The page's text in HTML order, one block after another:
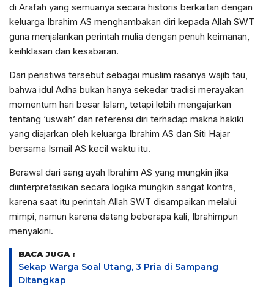
di Arafah yang semuanya secara historis berkaitan dengan
keluarga Ibrahim AS menghambakan diri kepada Allah SWT
guna menjalankan perintah mulia dengan penuh keimanan,
keihklasan dan kesabaran.
Dari peristiwa tersebut sebagai muslim rasanya wajib tau,
bahwa idul Adha bukan hanya sekedar tradisi merayakan
momentum hari besar Islam, tetapi lebih mengajarkan
tentang ‘uswah’ dan referensi diri terhadap makna hakiki
yang diajarkan oleh keluarga Ibrahim AS dan Siti Hajar
bersama Ismail AS kecil waktu itu.
Berawal dari sang ayah Ibrahim AS yang mungkin jika
diinterpretasikan secara logika mungkin sangat kontra,
karena saat itu perintah Allah SWT disampaikan melalui
mimpi, namun karena datang beberapa kali, Ibrahimpun
menyakini.
BACA JUGA :
Sekap Warga Soal Utang, 3 Pria di Sampang
Ditangkap